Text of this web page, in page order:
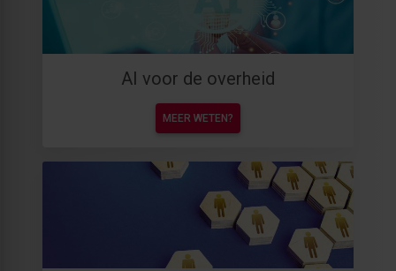
AI voor de overheid
MEER WETEN?